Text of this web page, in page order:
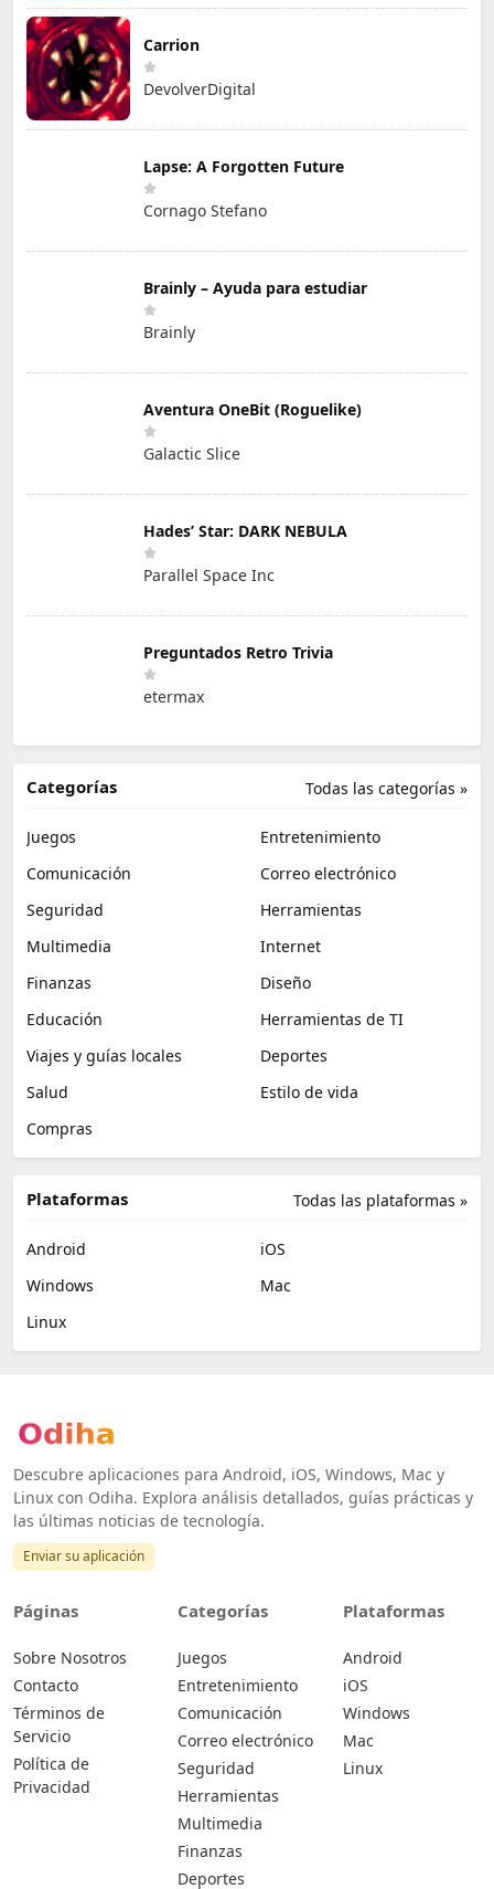
Carrion
DevolverDigital
Lapse: A Forgotten Future
Cornago Stefano
Brainly – Ayuda para estudiar
Brainly
Aventura OneBit (Roguelike)
Galactic Slice
Hades’ Star: DARK NEBULA
Parallel Space Inc
Preguntados Retro Trivia
etermax
Todas las categorías »
Categorías
Juegos
Entretenimiento
Comunicación
Correo electrónico
Seguridad
Herramientas
Multimedia
Internet
Finanzas
Diseño
Educación
Herramientas de TI
Viajes y guías locales
Deportes
Salud
Estilo de vida
Compras
Todas las plataformas »
Plataformas
Android
iOS
Windows
Mac
Linux
Descubre aplicaciones para Android, iOS, Windows, Mac y
Linux con Odiha. Explora análisis detallados, guías prácticas y
las últimas noticias de tecnología.
Enviar su aplicación
Páginas
Sobre Nosotros
Contacto
Términos de
Servicio
Política de
Privacidad
Categorías
Juegos
Entretenimiento
Comunicación
Correo electrónico
Seguridad
Herramientas
Multimedia
Finanzas
Deportes
Plataformas
Android
iOS
Windows
Mac
Linux